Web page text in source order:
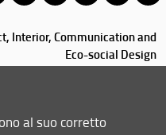
Interior, Communication and
Eco-social Design
al suo corretto